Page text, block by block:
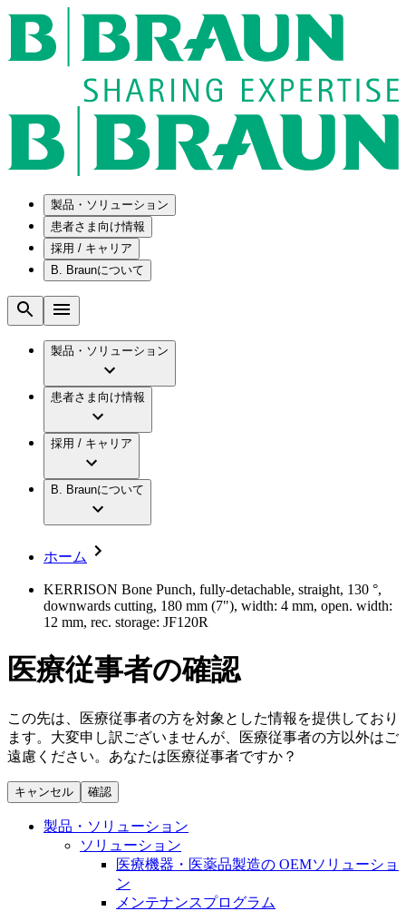
製品・ソリューション
ソリューション
メンテナンスプログラム
国内の修理サービスセンター
手術器具の管理、再生処理工程の業務改善
製品・診療領域
歯科
低侵襲手術 （内視鏡外科手術）
脊椎脊髄治療
手術用鋼製器具と滅菌コンテナーシステム
縫合糸 / 皮膚用接着剤
創傷ケア
ソリューション
製品・診療領域
患者さま向け情報
腰椎椎間板ヘルニアについて
水頭症について
慢性創傷の治癒
アクトリーン ハイライト カテ
アクトリーン ハイライト セット
疾患・症状
膝関節の構造とその疾患
身体の中で最も大きい関節である膝関節。日常の生活
を支える、その機能や特徴とは？傷めてしまった場合
には、どのような治療の選択肢があるのでしょう。
採用 / キャリア
ビー・ブラウンエースクラップ株式会社の
ビー・ブラウンエースクラップ株式会社の
会社概要
報
要
キャリア（B. Braunで働くということ）
私たちのカルチャー
採用情報
キャリア（B. Braunで働くということ）
B. Braunについて
ビジョンとバリュー
ブランド
ついて
イノベーション
私たちの責任
多様性
お問合せ
お問合せフォーム
取材・撮影のお申込み
ニューススペース
ニュースリリース
医療従事者さま向けニュース
会社
私たちの責任
製品・ソリューション
患者さま向け情報
採用 / キャリア
B. Braunについて
ホーム
KERRISON Bone Punch, fully-detachable, straight, 130 °,
downwards cutting, 180 mm (7"), width: 4 mm, open. width:
12 mm, rec. storage: JF120R
医療従事者の確認
この先は、医療従事者の方を対象とした情報を提供しており
ます。大変申し訳ございませんが、医療従事者の方以外はご
遠慮ください。あなたは医療従事者ですか？
キャンセル 確認
製品・ソリューション
ソリューション
医療機器・医薬品製造の OEMソリューショ
ン
メンテナンスプログラム